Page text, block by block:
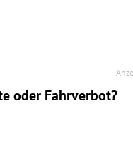
oder Fahrverbot?